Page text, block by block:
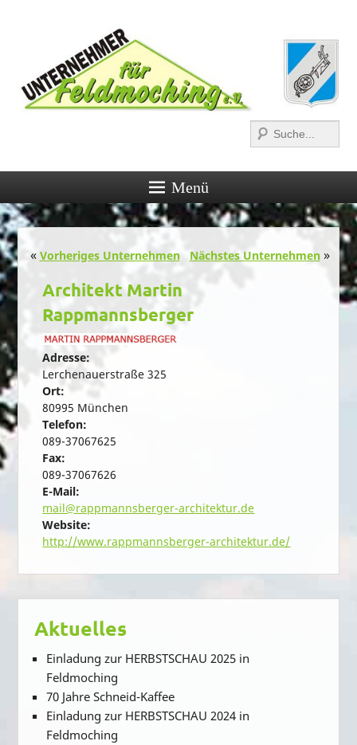
Menü
Post navigation
« Vorheriges Unternehmen Nächstes Unternehmen»
Architekt Martin
Rappmannsberger
Adresse:
Lerchenauerstraße 325
Ort:
80995 München
Telefon:
089-37067625
Fax:
089-37067626
E-Mail:
mail@rappmannsberger-architektur.de
Website:
http://www.rappmannsberger-architektur.de/
Aktuelles
Einladung zur HERBSTSCHAU 2025 in
Feldmoching
70 Jahre Schneid-Kaffee
Einladung zur HERBSTSCHAU 2024 in
Feldmoching